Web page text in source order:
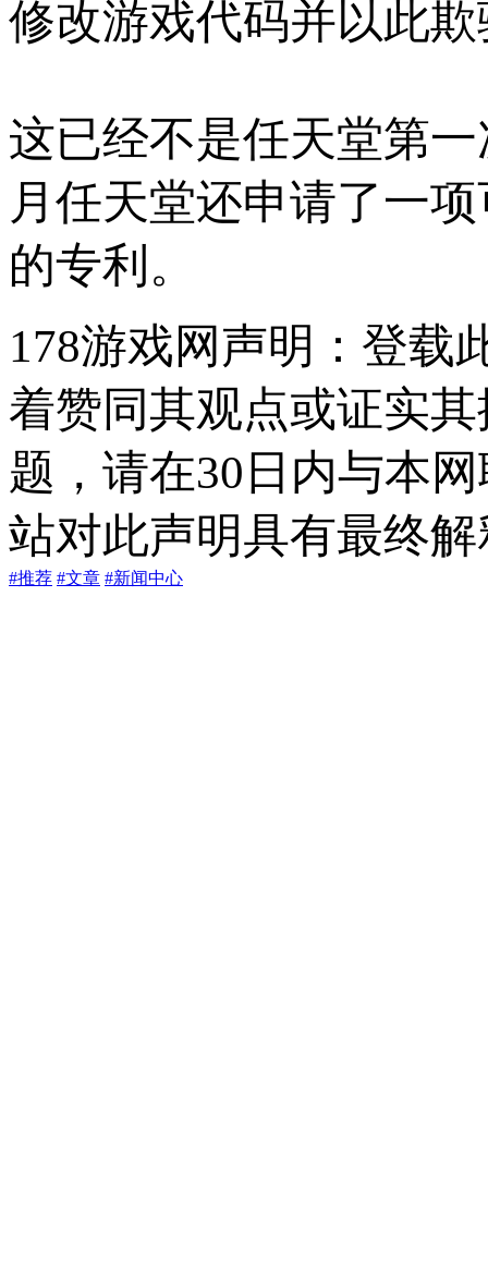
修改游戏代码并以此
这已经不是任天堂第
月任天堂还申请了一
的专利。
178游戏网声明：登载
着赞同其观点或证实
题，请在30日内与本
站对此声明具有最终
#推荐 #文章 #新闻中心